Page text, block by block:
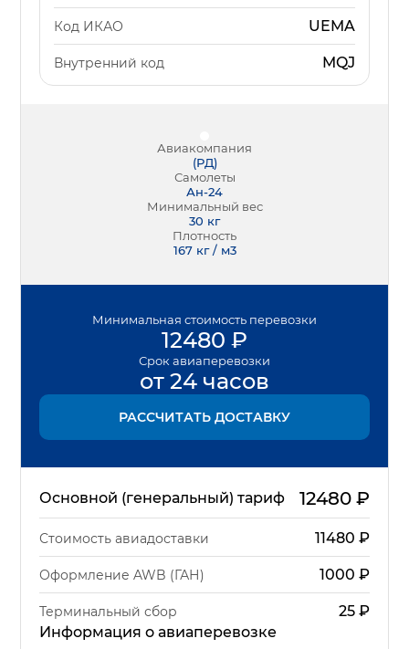
Код ИКАО UEMA
Внутренний код MQJ
Авиакомпания
(РД)
Самолеты
Ан-24
Минимальный вес
30 кг
Плотность
167 кг / м3
Минимальная стоимость перевозки
12480 ₽
Срок авиаперевозки
от 24 часов
РАССЧИТАТЬ ДОСТАВКУ
Основной (генеральный) тариф 12480₽
Стоимость авиадоставки 11480 ₽
Оформление AWB (ГАН) 1000 ₽
Терминальный сбор 25₽
Информация о авиаперевозке